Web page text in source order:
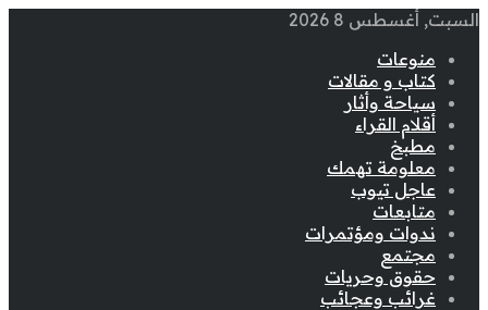
السبت, أغسطس 8 2026
منوعات
كتاب و مقالات
سياحة وأثار
أقلام القراء
مطبخ
معلومة تهمك
عاجل تيوب
متابعات
ندوات ومؤتمرات
مجتمع
حقوق وحريات
غرائب وعجائب